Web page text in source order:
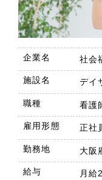
企業名 社会
施設名 デイ
職種 看護
雇用形態 正社
勤務地 大阪
給与
月給